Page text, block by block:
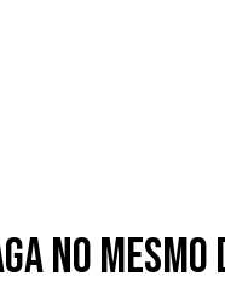
no